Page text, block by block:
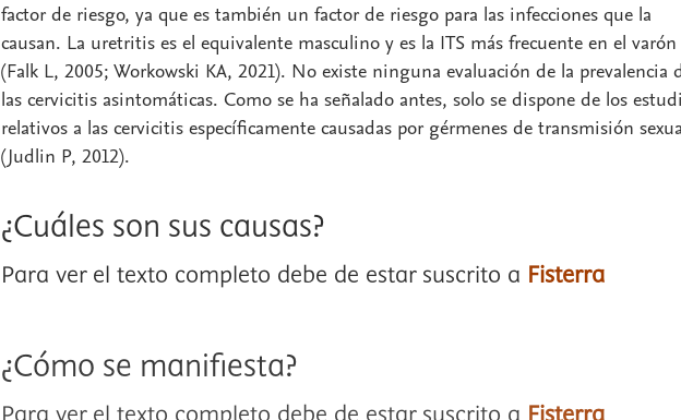
factor de riesgo, ya que es también un factor de riesgo para las infecciones que la
causan. La uretritis es el equivalente masculino y es la ITS más frecuente en el varón
(Falk L, 2005; Workowski KA, 2021). No existe ninguna evaluación de la prevalencia
las cervicitis asintomáticas. Como se ha señalado antes, solo se dispone de los
relativos a las cervicitis específicamente causadas por gérmenes de transmisión
(Judlin P, 2012).
¿Cuáles son sus causas?
Para ver el texto completo debe de estar suscrito a Fisterra
¿Cómo se manifiesta?